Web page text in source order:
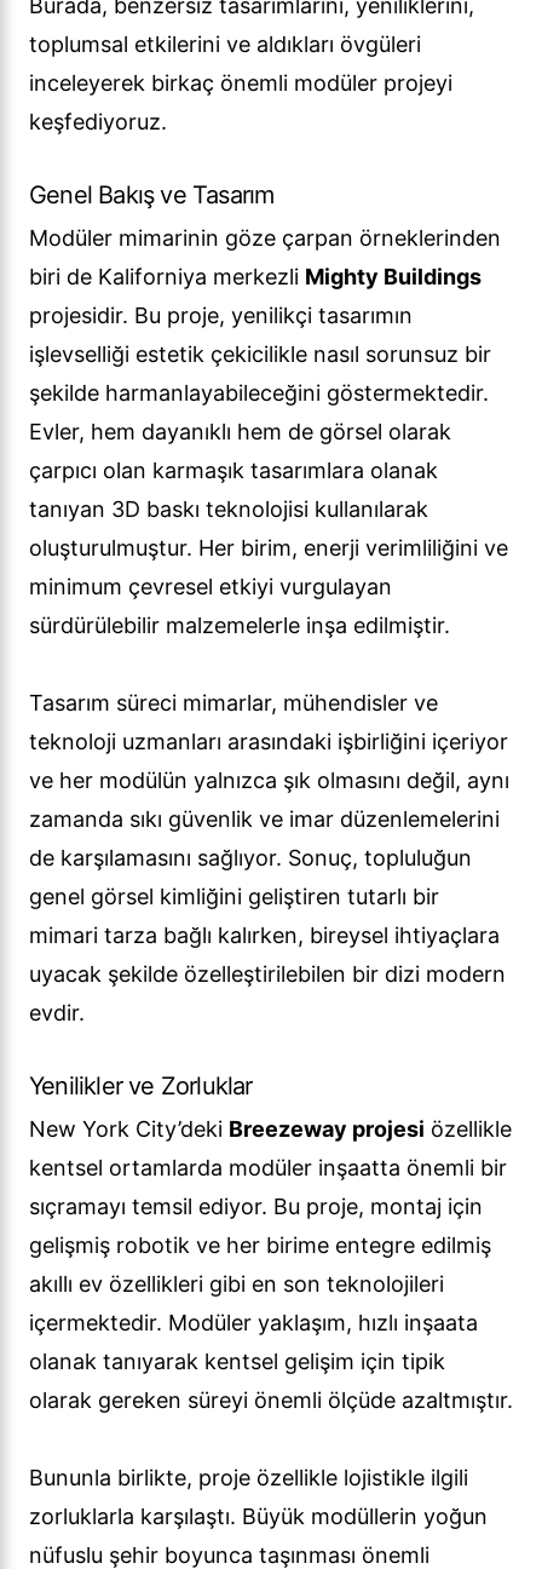
Burada, benzersiz tasarımlarını, yeniliklerini,
toplumsal etkilerini ve aldıkları övgüleri
inceleyerek birkaç önemli modüler projeyi
keşfediyoruz.
Genel Bakış ve Tasarım
Modüler mimarinin göze çarpan örneklerinden
biri de Kaliforniya merkezli Mighty Buildings
projesidir. Bu proje, yenilikçi tasarımın
işlevselliği estetik çekicilikle nasıl sorunsuz bir
şekilde harmanlayabileceğini göstermektedir.
Evler, hem dayanıklı hem de görsel olarak
çarpıcı olan karmaşık tasarımlara olanak
tanıyan 3D baskı teknolojisi kullanılarak
oluşturulmuştur. Her birim, enerji verimliliğini ve
minimum çevresel etkiyi vurgulayan
sürdürülebilir malzemelerle inşa edilmiştir.
Tasarım süreci mimarlar, mühendisler ve
teknoloji uzmanları arasındaki işbirliğini içeriyor
ve her modülün yalnızca şık olmasını değil, aynı
zamanda sıkı güvenlik ve imar düzenlemelerini
de karşılamasını sağlıyor. Sonuç, topluluğun
genel görsel kimliğini geliştiren tutarlı bir
mimari tarza bağlı kalırken, bireysel ihtiyaçlara
uyacak şekilde özelleştirilebilen bir dizi modern
evdir.
Yenilikler ve Zorluklar
New York City’deki Breezeway projesi özellikle
kentsel ortamlarda modüler inşaatta önemli bir
sıçramayı temsil ediyor. Bu proje, montaj için
gelişmiş robotik ve her birime entegre edilmiş
akıllı ev özellikleri gibi en son teknolojileri
içermektedir. Modüler yaklaşım, hızlı inşaata
olanak tanıyarak kentsel gelişim için tipik
olarak gereken süreyi önemli ölçüde azaltmıştır.
Bununla birlikte, proje özellikle lojistikle ilgili
zorluklarla karşılaştı. Büyük modüllerin yoğun
nüfuslu şehir boyunca taşınması önemli